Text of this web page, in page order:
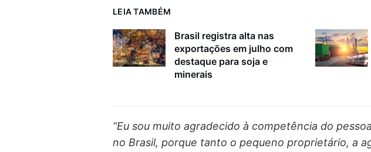
LEIA TAMBÉM
Brasil registra alta nas
exportações em julho com
destaque para soja e
minerais
“Eu sou muito agradecido à competência do
no Brasil, porque tanto o pequeno proprietário, a